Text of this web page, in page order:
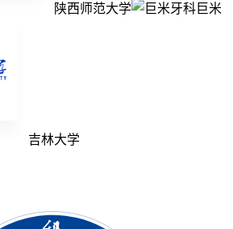
陕西师范大学 巨米
吉林大学